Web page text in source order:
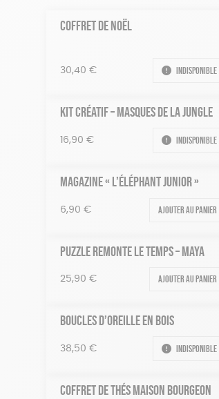
COFFRET DE NOËL
30,40 € Indisponible
KIT CRÉATIF – MASQUES DE LA JUNGLE
16,90 € Indisponible
MAGAZINE « L’ÉLÉPHANT JUNIOR »
6,90 € Ajouter au panier
PUZZLE REMONTE LE TEMPS – MAYA
25,90 € Ajouter au panier
BOUCLES D’OREILLE EN BOIS
38,50 € Indisponible
COFFRET DE THÉS MAISON BOURGEON